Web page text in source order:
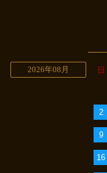
2026年08月 日
2
9
16